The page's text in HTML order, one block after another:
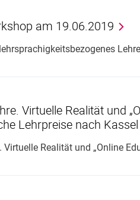
am 19.06.2019
Virtuelle Realität und
Lehrpreise nach Kassel
Realität und „Online